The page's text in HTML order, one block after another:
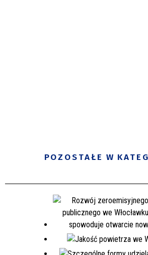
POZOSTAŁE W